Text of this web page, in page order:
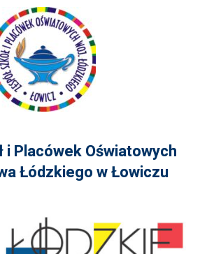
i Placówek Oświatowych
Łódzkiego w Łowiczu